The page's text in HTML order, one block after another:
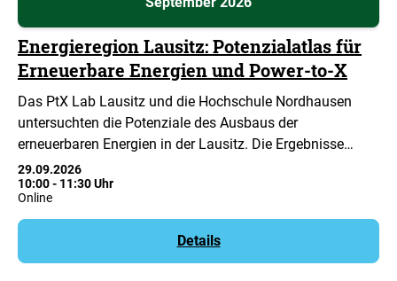
Energieregion Lausitz: Potenzialatlas für
Erneuerbare Energien und Power-to-X
Das PtX Lab Lausitz und die Hochschule Nordhausen
untersuchten die Potenziale des Ausbaus der
erneuerbaren Energien in der Lausitz. Die Ergebnisse…
29.09.2026
10:00- 11:30 Uhr
Online
Details